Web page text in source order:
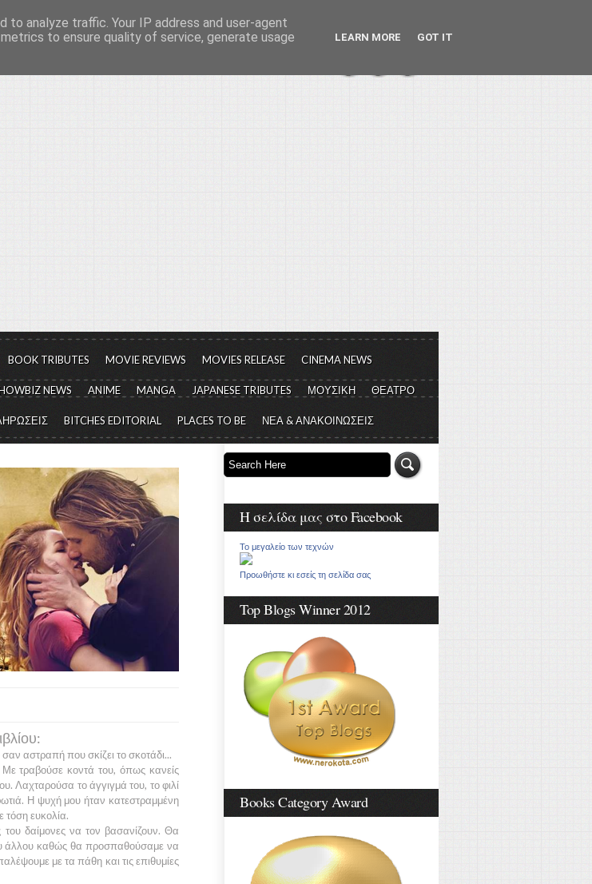
του μορφή και έκταση...
BOOK TRIBUTES MOVIE REVIEWS MOVIES RELEASE CINEMA NEWS
NEWS ANIME MANGA JAPANESE TRIBUTES ΜΟΥΣΙΚΗ ΘΕΑΤΡΟ
BITCHES EDITORIAL PLACES TO BE ΝΕΑ & ΑΝΑΚΟΙΝΩΣΕΙΣ
αστραπή που σκίζει το σκοτάδι...
τραβούσε κοντά του, όπως κανείς
Λαχταρούσα το άγγιγμά του, το φιλί
Η ψυχή μου ήταν κατεστραμμένη
τόση ευκολία.
του δαίμονες να τον βασανίζουν. Θα
άλλου καθώς θα προσπαθούσαμε να
με τα πάθη και τις επιθυμίες
Η σελίδα μας στο Facebook
Το μεγαλείο των τεχνών
Προωθήστε κι εσείς τη σελίδα σας
Top Blogs Winner 2012
Books Category Award
analyze traffic. Your IP address and user-agent
to ensure quality of service, generate usage
LEARN MORE GOT IT